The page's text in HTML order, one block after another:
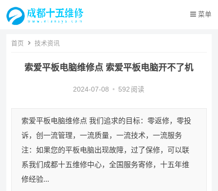
菜单
首页 技术资讯
索爱平板电脑维修点 索爱平板电脑开不了机
2024-07-08 • 592 阅读
索爱平板电脑维修点 我们追求的目标：零返修，零投
诉，创一流管理，一流质量，一流技术，一流服务
注：如果您的平板电脑出现故障，过了保修，可以联
系我们成都十五维修中心，全国服务寄修，十五年维
修经验...